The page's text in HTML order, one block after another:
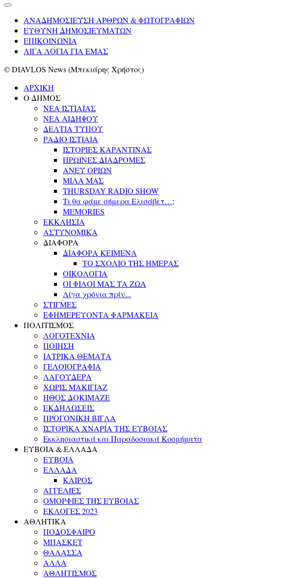
ΑΝΑΔΗΜΟΣΙΕΥΣΗ ΑΡΘΡΩΝ & ΦΩΤΟΓΡΑΦΙΩΝ
ΕΥΘΥΝΗ ΔΗΜΟΣΙΕΥΜΑΤΩΝ
ΕΠΙΚΟΙΝΩΝΙΑ
ΛΙΓΑ ΛΟΓΙΑ ΓΙΑ ΕΜΑΣ
© DIAVLOS News (Μπεκιάρης Χρήστος)
ΑΡΧΙΚΗ
Ο ΔΗΜΟΣ
ΝΕΑ ΙΣΤΙΑΙΑΣ
ΝΕΑ ΑΙΔΗΨΟΥ
ΔΕΛΤΙΑ ΤΥΠΟΥ
ΡΑΔΙΟ ΙΣΤΙΑΙΑ
ΙΣΤΟΡΙΕΣ ΚΑΡΑΝΤΙΝΑΣ
ΠΡΩΙΝΕΣ ΔΙΑΔΡΟΜΕΣ
ΑΝΕΥ ΟΡΙΩΝ
ΜΙΛΑ ΜΑΣ
THURSDAY RADIO SHOW
Τι θα φάμε σήμερα Ελισάβετ…;
MEMORIES
ΕΚΚΛΗΣΙΑ
ΑΣΤΥΝΟΜΙΚΑ
ΔΙΑΦΟΡΑ
ΔΙΑΦΟΡΑ ΚΕΙΜΕΝΑ
ΤΟ ΣΧΟΛΙΟ ΤΗΣ ΗΜΕΡΑΣ
ΟΙΚΟΛΟΓΙΑ
ΟΙ ΦΙΛΟΙ ΜΑΣ ΤΑ ΖΩΑ
Λίγα χρόνια πρίν...
ΣΤΙΓΜΕΣ
ΕΦΗΜΕΡΕΥΟΝΤΑ ΦΑΡΜΑΚΕΙΑ
ΠΟΛΙΤΙΣΜΟΣ
ΛΟΓΟΤΕΧΝΙΑ
ΠΟΙΗΣΗ
ΙΑΤΡΙΚΑ ΘΕΜΑΤΑ
ΓΕΛΟΙΟΓΡΑΦΙΑ
ΛΑΓΟΥΔΕΡΑ
ΧΩΡΙΣ ΜΑΚΙΓΙΑΖ
ΗΘΟΣ ΔΟΚΙΜΑΖΕ
ΕΚΔΗΛΩΣΕΙΣ
ΠΡΟΓΟΝΙΚΗ ΒΙΓΛΑ
ΙΣΤΟΡΙΚΑ ΧΝΑΡΙΑ ΤΗΣ ΕΥΒΟΙΑΣ
Εκκλησιαστικά και Παραδοσιακά Κοσμήματα
ΕΥΒΟΙΑ & ΕΛΛΑΔΑ
ΕΥΒΟΙΑ
ΕΛΛΑΔΑ
ΚΑΙΡΟΣ
ΑΓΓΕΛΙΕΣ
ΟΜΟΡΦΙΕΣ ΤΗΣ ΕΥΒΟΙΑΣ
ΕΚΛΟΓΕΣ 2023
ΑΘΛΗΤΙΚΑ
ΠΟΔΟΣΦΑΙΡΟ
ΜΠΑΣΚΕΤ
ΘΑΛΑΣΣΑ
ΑΛΛΑ
ΑΘΛΗΤΙΣΜΟΣ